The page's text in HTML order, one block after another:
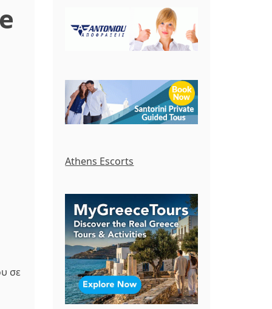
σε
Athens Escorts